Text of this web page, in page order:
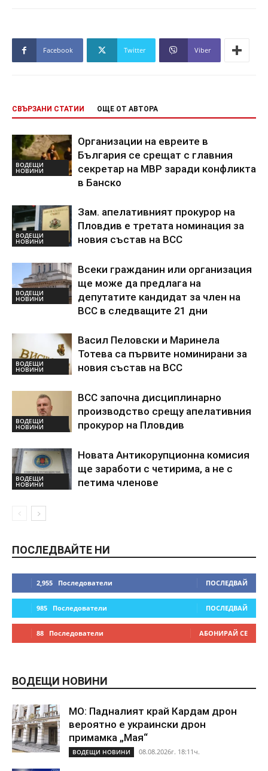
Facebook Twitter Viber
СВЪРЗАНИ СТАТИИ ОЩЕ ОТ АВТОРА
ВОДЕЩИ
НОВИНИ
Организации на евреите в
България се срещат с главния
секретар на МВР заради конфликта
в Банско
ВОДЕЩИ
НОВИНИ
Зам. апелативният прокурор на
Пловдив е третата номинация за
новия състав на ВСС
ВОДЕЩИ
НОВИНИ
Всеки гражданин или организация
ще може да предлага на
депутатите кандидат за член на
ВСС в следващите 21 дни
ВОДЕЩИ
НОВИНИ
Васил Пеловски и Маринела
Тотева са първите номинирани за
новия състав на ВСС
ВОДЕЩИ
НОВИНИ
ВСС започна дисциплинарно
производство срещу апелативния
прокурор на Пловдив
ВОДЕЩИ
НОВИНИ
Новата Антикорупционна комисия
ще заработи с четирима, а не с
петима членове
ПОСЛЕДВАЙТЕ НИ
2,955 Последователи ПОСЛЕДВАЙ
985 Последователи ПОСЛЕДВАЙ
88 Последователи АБОНИРАЙ СЕ
ВОДЕЩИ НОВИНИ
МО: Падналият край Кардам дрон
вероятно е украински дрон
примамка „Мая“
ВОДЕЩИ НОВИНИ 08.08.2026г. 18:11ч.